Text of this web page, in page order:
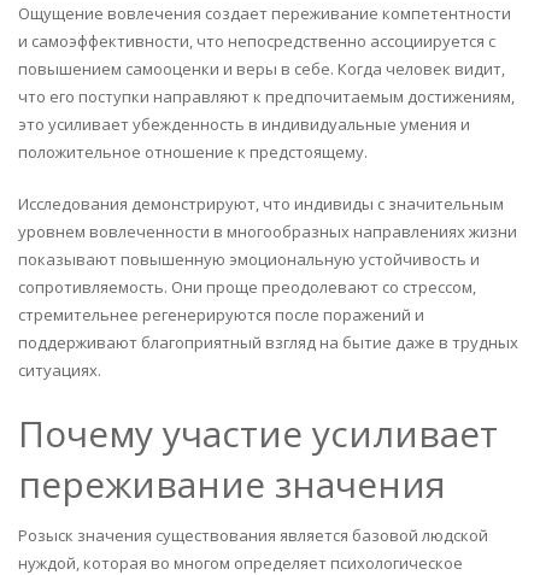
Ощущение вовлечения создает переживание компетентности
и самоэффективности, что непосредственно ассоциируется с
повышением самооценки и веры в себе. Когда человек видит,
что его поступки направляют к предпочитаемым достижениям,
это усиливает убежденность в индивидуальные умения и
положительное отношение к предстоящему.
Исследования демонстрируют, что индивиды с значительным
уровнем вовлеченности в многообразных направлениях жизни
показывают повышенную эмоциональную устойчивость и
сопротивляемость. Они проще преодолевают со стрессом,
стремительнее регенерируются после поражений и
поддерживают благоприятный взгляд на бытие даже в трудных
ситуациях.
Почему участие усиливает
переживание значения
Розыск значения существования является базовой людской
нуждой, которая во многом определяет психологическое